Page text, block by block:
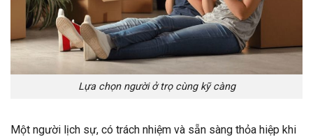
Lựa chọn người ở trọ cùng kỹ càng
Một người lịch sự, có trách nhiệm và sẵn sàng thỏa hiệp khi